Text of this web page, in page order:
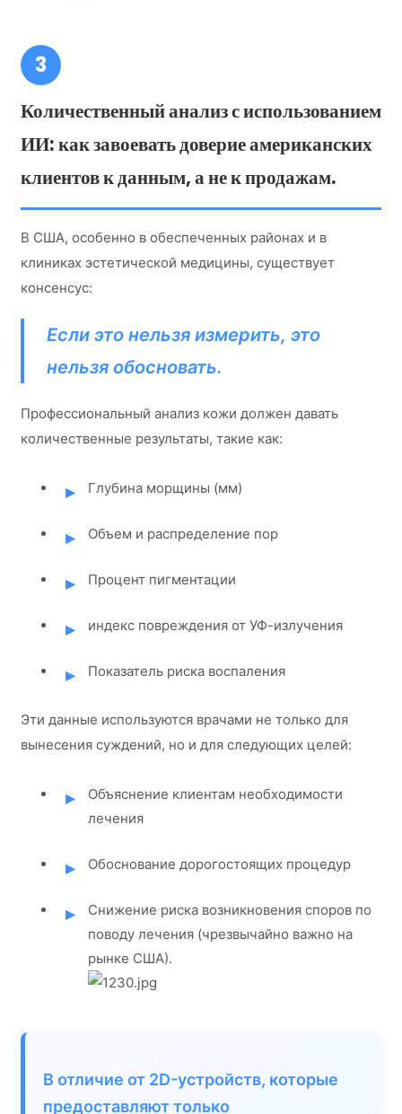
3
Количественный анализ с использованием
ИИ: как завоевать доверие американских
клиентов к данным, а не к продажам.
В США, особенно в обеспеченных районах и в
клиниках эстетической медицины, существует
консенсус:
Если это нельзя измерить, это
нельзя обосновать.
Профессиональный анализ кожи должен давать
количественные результаты, такие как:
Глубина морщины (мм)
Объем и распределение пор
Процент пигментации
индекс повреждения от УФ-излучения
Показатель риска воспаления
Эти данные используются врачами не только для
вынесения суждений, но и для следующих целей:
Объяснение клиентам необходимости
лечения
Обоснование дорогостоящих процедур
Снижение риска возникновения споров по
поводу лечения (чрезвычайно важно на
рынке США).
В отличие от 2D-устройств, которые
предоставляют только